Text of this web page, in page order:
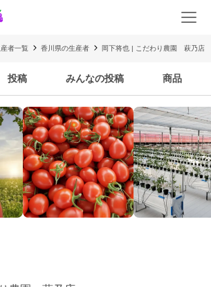
者一覧 香川県の生産者 岡下将也 | こだわり農園 萩乃店
投稿 みんなの投稿 商品